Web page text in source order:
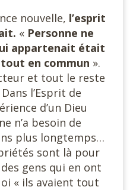
nouvelle, l’esprit
« Personne ne
appartenait était
en commun ».
et tout le reste
l’Esprit de
d’un Dieu
n’a besoin de
plus longtemps…
sont là pour
gens qui en ont
« ils avaient tout